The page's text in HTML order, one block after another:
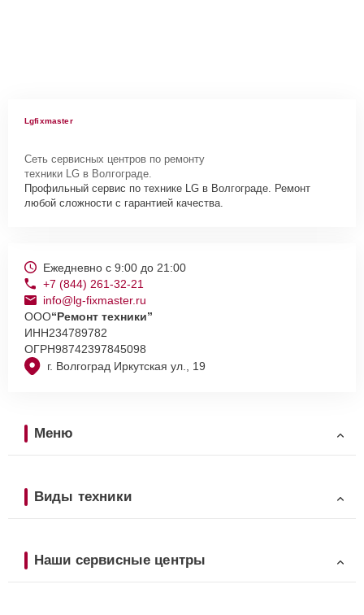
Lgfixmaster
Сеть сервисных центров по ремонту
техники LG в Волгограде.
Профильный сервис по технике LG в Волгограде. Ремонт
любой сложности с гарантией качества.
г. Волгоград Иркутская ул., 19
Ежедневно с 9:00 до 21:00
+7 (844) 261-32-21
info@lg-fixmaster.ru
ООО“Ремонт техники”
ИНН234789782
ОГРН98742397845098
Меню
Виды техники
Наши сервисные центры